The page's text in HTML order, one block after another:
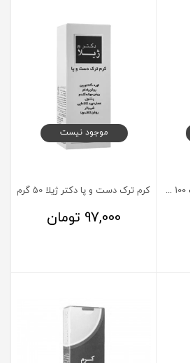
کرم ترک دست و پا اوری فاب 100 میلی لیتر
موجود نیست
کرم ترک دست و پا دکتر ژیلا 50 گرم
97,000 تومان